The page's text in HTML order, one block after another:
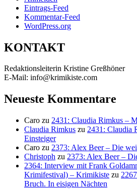
Eintrags-Feed
Kommentar-Feed
WordPress.org
KONTAKT
Redaktionsleiterin Kristine Greßhöner
E-Mail: info@krimikiste.com
Neueste Kommentare
Caro zu 2431: Claudia Rimkus –
Claudia Rimkus zu 2431: Claudia
Einsteiger
Caro zu 2373: Alex Beer – Die
Christoph zu 2373: Alex Beer –
2364: Interview mit Frank
Krimifestival) – Krimikiste zu
Bruch. In eisigen Nächten